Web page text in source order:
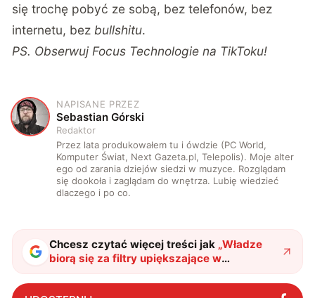
się trochę pobyć ze sobą, bez telefonów, bez
internetu, bez bullshitu.
PS. Obserwuj Focus Technologie na TikToku!
S
NAPISANE PRZEZ
Sebastian Górski
Redaktor
Przez lata produkowałem tu i ówdzie (PC World,
Komputer Świat, Next Gazeta.pl, Telepolis). Moje alter
ego od zarania dziejów siedzi w muzyce. Rozglądam
się dookoła i zaglądam do wnętrza. Lubię wiedzieć
dlaczego i po co.
Chcesz czytać więcej treści jak „Władze
biorą się za filtry upiększające w
aplikacjach. I bardzo dobrze"?